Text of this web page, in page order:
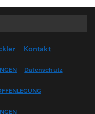
Kontakt
Datenschutz